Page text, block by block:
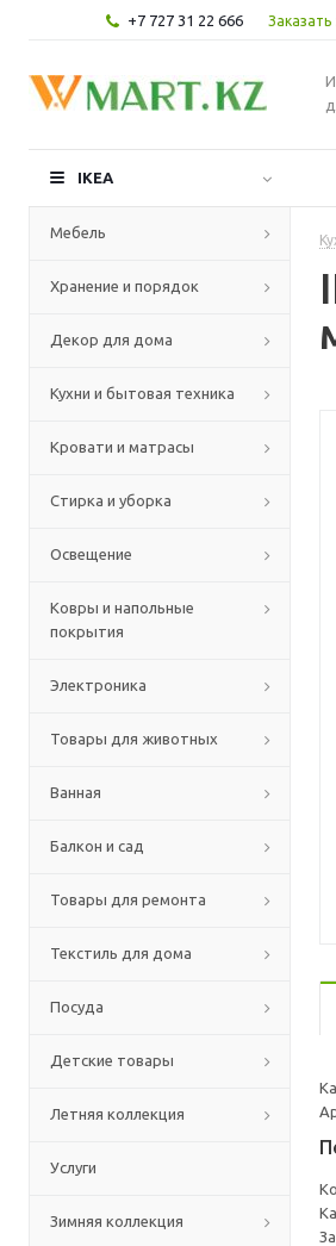
+7 727 31 22 666 Заказать
IKEA
Мебель
Хранение и порядок
Декор для дома
Кухни и бытовая техника
Кровати и матрасы
Стирка и уборка
Освещение
Ковры и напольные
покрытия
Электроника
Товары для животных
Ванная
Балкон и сад
Товары для ремонта
Текстиль для дома
Посуда
Детские товары
Летняя коллекция
Услуги
Зимняя коллекция